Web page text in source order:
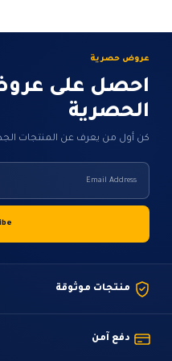
عروض حصرية
احصل على
الحصرية
كن أول من يعرف عن المنتجات
منتجات موثوقة
دفع آمن